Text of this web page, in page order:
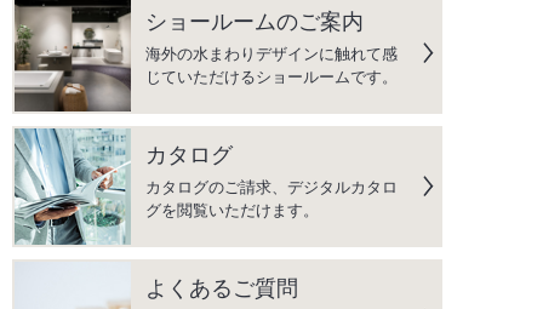
ショールームのご案内
海外の水まわりデザインに触れて感
じていただけるショールームです。
カタログ
カタログのご請求、デジタルカタロ
グを閲覧いただけます。
よくあるご質問